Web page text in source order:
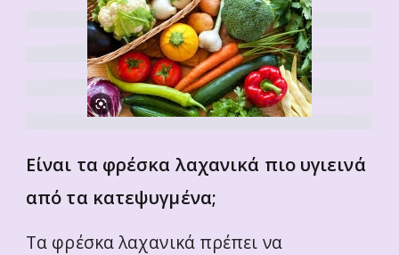
Είναι τα φρέσκα λαχανικά πιο υγιεινά
από τα κατεψυγμένα;
Τα φρέσκα λαχανικά πρέπει να